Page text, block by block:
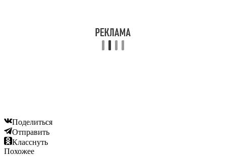
Поделиться
Отправить
Класснуть
Похожее